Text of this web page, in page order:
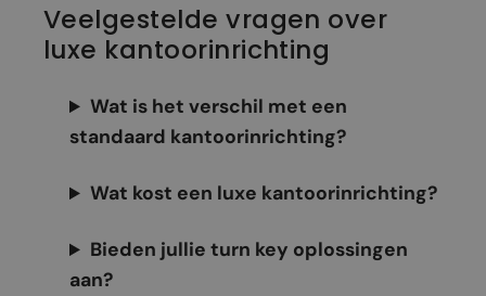
Veelgestelde vragen over
luxe kantoorinrichting
Wat is het verschil met een
standaard kantoorinrichting?
Wat kost een luxe kantoorinrichting?
Bieden jullie turn key oplossingen
aan?